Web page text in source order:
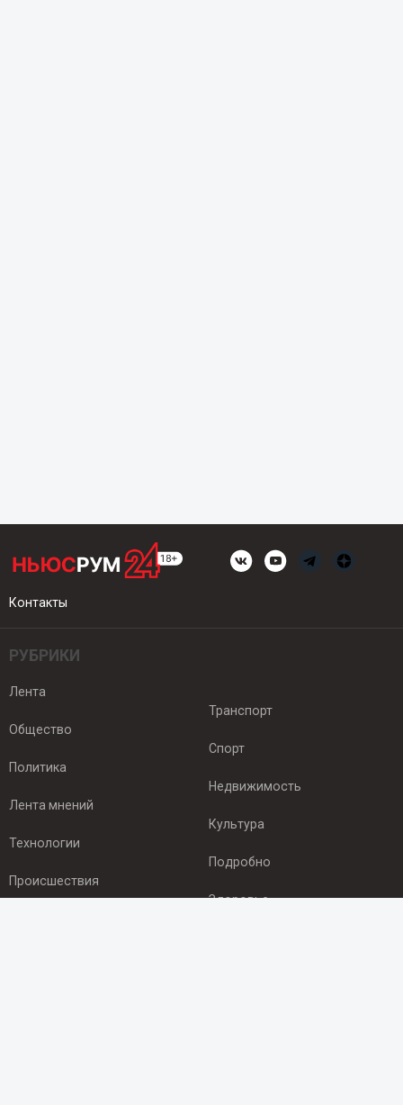
Контакты
РУБРИКИ
Лента
Общество
Политика
Лента мнений
Технологии
Происшествия
Транспорт
Спорт
Недвижимость
Культура
Подробно
Здоровье